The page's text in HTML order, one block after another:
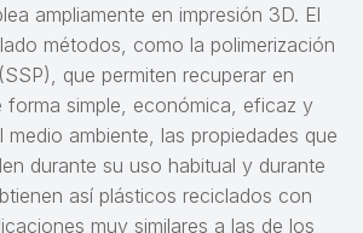
ampliamente en impresión 3D. El
métodos, como la polimerización
que permiten recuperar en
forma simple, económica, eficaz y
ambiente, las propiedades que
durante su uso habitual y durante
así plásticos reciclados con
muy similares a las de los